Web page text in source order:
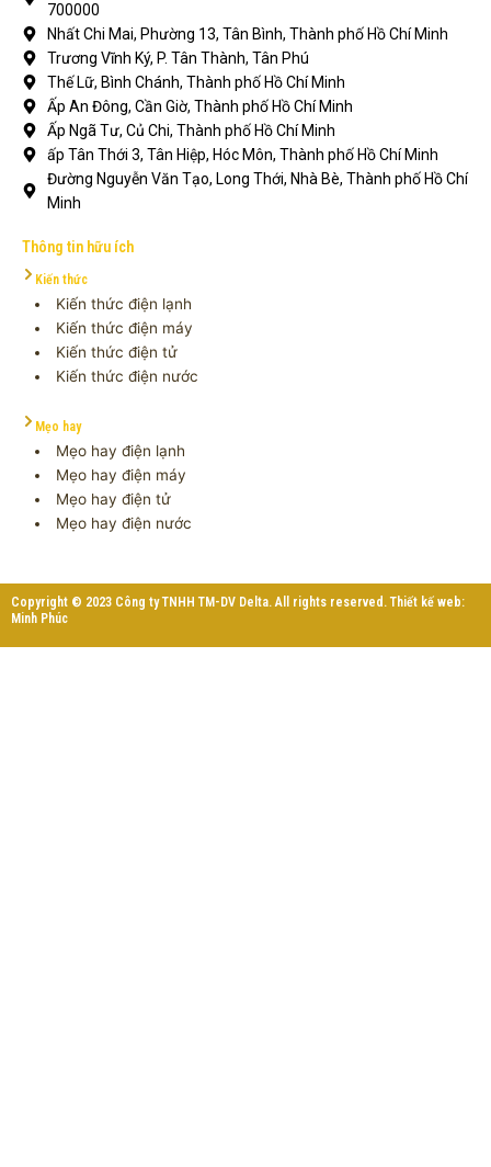
700000
Nhất Chi Mai, Phường 13, Tân Bình, Thành phố Hồ Chí Minh
Trương Vĩnh Ký, P. Tân Thành, Tân Phú
Thế Lữ, Bình Chánh, Thành phố Hồ Chí Minh
Ấp An Đông, Cần Giờ, Thành phố Hồ Chí Minh
Ấp Ngã Tư, Củ Chi, Thành phố Hồ Chí Minh
ấp Tân Thới 3, Tân Hiệp, Hóc Môn, Thành phố Hồ Chí Minh
Đường Nguyễn Văn Tạo, Long Thới, Nhà Bè, Thành phố Hồ Chí
Minh
Thông tin hữu ích
Kiến thức
Kiến thức điện lạnh
Kiến thức điện máy
Kiến thức điện tử
Kiến thức điện nước
Mẹo hay
Mẹo hay điện lạnh
Mẹo hay điện máy
Mẹo hay điện tử
Mẹo hay điện nước
Copyright © 2023 Công ty TNHH TM-DV Delta. All rights reserved. Thiết kế web:
Minh Phúc